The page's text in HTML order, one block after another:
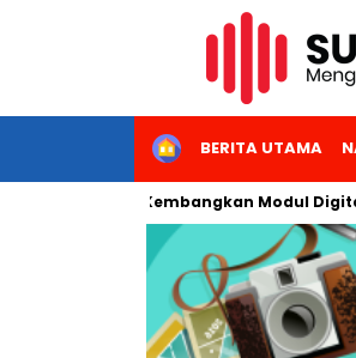
HOMEBERITA UTAMA
Jakarta Kembangkan Modul